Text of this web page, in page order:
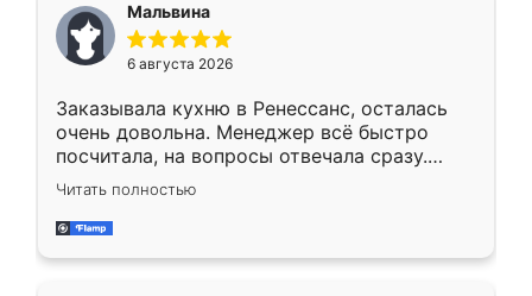
меньше, здесь же он более разнообразный.
Мне нравится ,если что-то потребуется из
мебели буду заказывать только здесь.
Мальвина
6 августа 2026
Заказывала кухню в Ренессанс, осталась
очень довольна. Менеджер всё быстро
посчитала, на вопросы отвечала сразу.
Замерщик приехал в субботу, подошёл к
делу со всей ответственностью. Собрали
за день, ребята работали аккуратно, даже
Читать полностью